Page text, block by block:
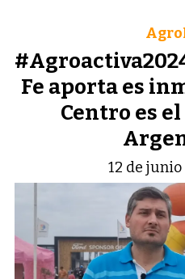
Fe aporta es
Centro es
12 de